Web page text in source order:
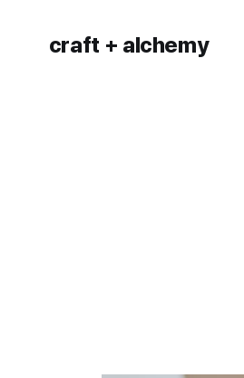
craft + alchemy